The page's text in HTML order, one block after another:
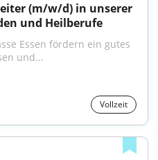
(m/w/d) in unserer
und Heilberufe
Essen fördern ein gutes
und...
Vollzeit